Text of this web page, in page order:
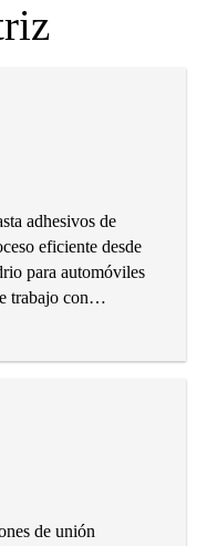
adhesivos de
eficiente desde
para automóviles
trabajo con
de unión